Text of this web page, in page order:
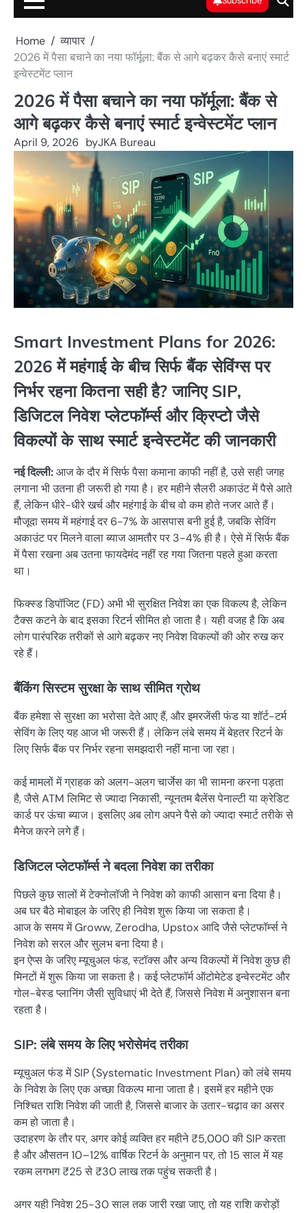
Home
व्यापार
2026 में पैसा बचाने का नया फॉर्मूला: बैंक से आगे बढ़कर कैसे बनाएं स्मार्ट
इन्वेस्टमेंट प्लान
2026 में पैसा बचाने का नया फॉर्मूला: बैंक से
आगे बढ़कर कैसे बनाएं स्मार्ट इन्वेस्टमेंट प्लान
April 9, 2026 byJKA Bureau
Smart Investment Plans for 2026:
2026 में महंगाई के बीच सिर्फ बैंक सेविंग्स पर
निर्भर रहना कितना सही है? जानिए SIP,
डिजिटल निवेश प्लेटफॉर्म्स और क्रिप्टो जैसे
विकल्पों के साथ स्मार्ट इन्वेस्टमेंट की जानकारी
नई दिल्ली:आज के दौर में सिर्फ पैसा कमाना काफी नहीं है, उसे सही जगह
लगाना भी उतना ही जरूरी हो गया है। हर महीने सैलरी अकाउंट में पैसे आते
हैं, लेकिन धीरे-धीरे खर्च और महंगाई के बीच वो कम होते नजर आते हैं।
मौजूदा समय में महंगाई दर 6-7% के आसपास बनी हुई है, जबकि सेविंग
अकाउंट पर मिलने वाला ब्याज आमतौर पर 3-4% ही है। ऐसे में सिर्फ बैंक
में पैसा रखना अब उतना फायदेमंद नहीं रह गया जितना पहले हुआ करता
था।
फिक्स्ड डिपॉजिट (FD) अभी भी सुरक्षित निवेश का एक विकल्प है, लेकिन
टैक्स कटने के बाद इसका रिटर्न सीमित हो जाता है। यही वजह है कि अब
लोग पारंपरिक तरीकों से आगे बढ़कर नए निवेश विकल्पों की ओर रुख कर
रहे हैं।
बैंकिंग सिस्टम सुरक्षा के साथ सीमित ग्रोथ
बैंक हमेशा से सुरक्षा का भरोसा देते आए हैं, और इमरजेंसी फंड या शॉर्ट-टर्म
सेविंग के लिए यह आज भी जरूरी हैं। लेकिन लंबे समय में बेहतर रिटर्न के
लिए सिर्फ बैंक पर निर्भर रहना समझदारी नहीं माना जा रहा।
कई मामलों में ग्राहक को अलग-अलग चार्जेस का भी सामना करना पड़ता
है, जैसे ATM लिमिट से ज्यादा निकासी, न्यूनतम बैलेंस पेनाल्टी या क्रेडिट
कार्ड पर ऊंचा ब्याज। इसलिए अब लोग अपने पैसे को ज्यादा स्मार्ट तरीके से
मैनेज करने लगे हैं।
डिजिटल प्लेटफॉर्म्स ने बदला निवेश का तरीका
पिछले कुछ सालों में टेक्नोलॉजी ने निवेश को काफी आसान बना दिया है।
अब घर बैठे मोबाइल के जरिए ही निवेश शुरू किया जा सकता है।
आज के समय में Groww, Zerodha, Upstox आदि जैसे प्लेटफॉर्म्स ने
निवेश को सरल और सुलभ बना दिया है।
इन ऐप्स के जरिए म्यूचुअल फंड, स्टॉक्स और अन्य विकल्पों में निवेश कुछ ही
मिनटों में शुरू किया जा सकता है। कई प्लेटफॉर्म ऑटोमेटेड इन्वेस्टमेंट और
गोल-बेस्ड प्लानिंग जैसी सुविधाएं भी देते हैं, जिससे निवेश में अनुशासन बना
रहता है।
SIP: लंबे समय के लिए भरोसेमंद तरीका
म्यूचुअल फंड में SIP (Systematic Investment Plan) को लंबे समय
के निवेश के लिए एक अच्छा विकल्प माना जाता है। इसमें हर महीने एक
निश्चित राशि निवेश की जाती है, जिससे बाजार के उतार-चढ़ाव का असर
कम हो जाता है।
उदाहरण के तौर पर, अगर कोई व्यक्ति हर महीने ₹5,000 की SIP करता
है और औसतन 10–12% वार्षिक रिटर्न के अनुमान पर, तो 15 साल में यह
रकम लगभग ₹25 से ₹30 लाख तक पहुंच सकती है।
अगर यही निवेश 25-30 साल तक जारी रखा जाए, तो यह राशि करोड़ों